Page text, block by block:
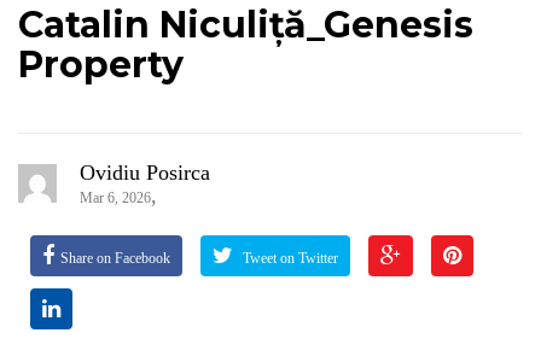
Catalin Niculiță_Genesis
Property
Ovidiu Posirca
Mar 6, 2026,
Share on Facebook Tweet on Twitter